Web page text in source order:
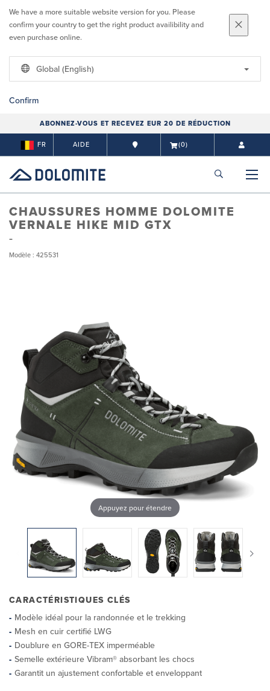
We have a more suitable website version for you. Please
confirm your country to get the right product availibility and
even purchase online.
Global (English)
Confirm
ABONNEZ-VOUS ET RECEVEZ EUR 20 DE RÉDUCTION
FR AIDE (0)
CHAUSSURES HOMME DOLOMITE
VERNALE HIKE MID GTX
Modèle : 425531
Appuyez pour étendre
CARACTÉRISTIQUES CLÉS
Modèle idéal pour la randonnée et le trekking
Mesh en cuir certifié LWG
Doublure en GORE-TEX imperméable
Semelle extérieure Vibram® absorbant les chocs
Garantit un ajustement confortable et enveloppant